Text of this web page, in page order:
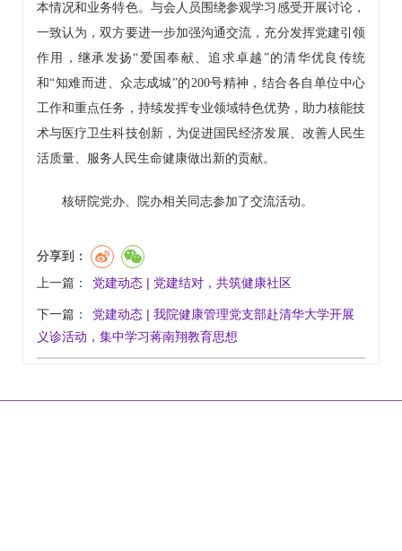
本情况和业务特色。与会人员围绕参观学习感受开展讨论，
一致认为，双方要进一步加强沟通交流，充分发挥党建引领
作用，继承发扬“爱国奉献、追求卓越”的清华优良传统
和“知难而进、众志成城”的200号精神，结合各自单位中心
工作和重点任务，持续发挥专业领域特色优势，助力核能技
术与医疗卫生科技创新，为促进国民经济发展、改善人民生
活质量、服务人民生命健康做出新的贡献。
核研院党办、院办相关同志参加了交流活动。
分享到：
上一篇： 党建动态 | 党建结对，共筑健康社区
下一篇：
党建动态 | 我院健康管理党支部赴清华大学开展
义诊活动，​集中学习蒋南翔教育思想